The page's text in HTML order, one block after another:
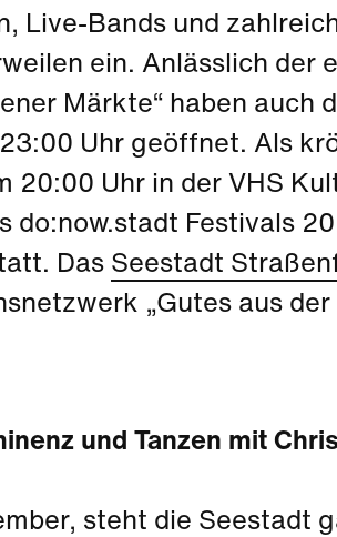
Live-Bands und
ein. Anlässlich der
Märkte“ haben auch
Uhr geöffnet. Als
20:00 Uhr in der VHS
do:now.stadt Festivals
Das Seestadt
„Gutes aus
und Tanzen mit
steht die Seestadt